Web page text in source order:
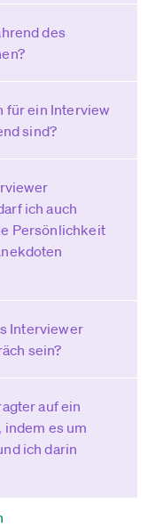
des
für ein Interview
sind?
ich auch
Persönlichkeit
Interviewer
sein?
auf ein
es um
ich darin